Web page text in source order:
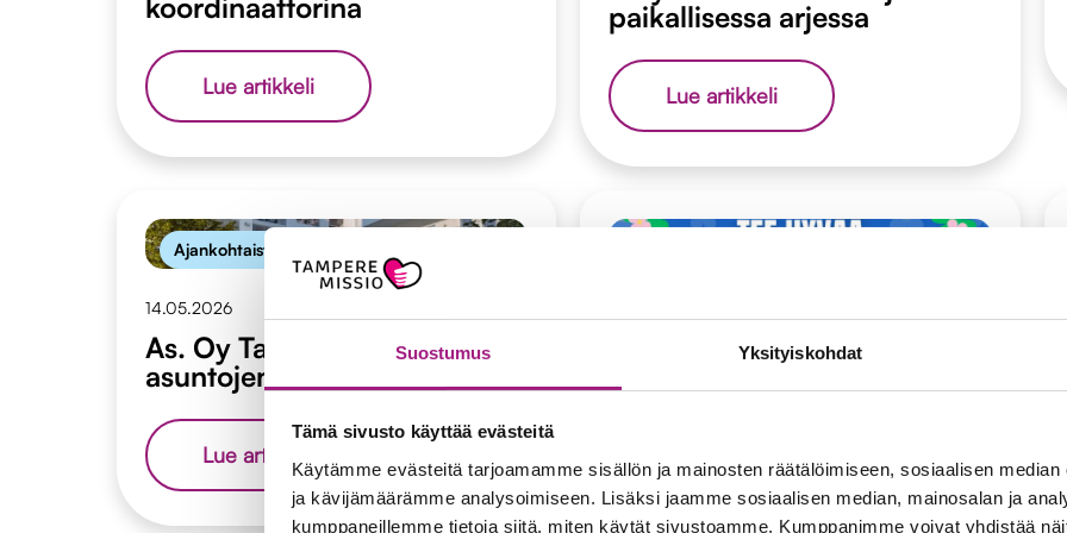
Suostumus Yksityiskohdat
Tämä sivusto käyttää evästeitä
Käytämme evästeitä tarjoamamme sisällön ja mainosten räätälöimiseen, sosiaalisen
ja kävijämäärämme analysoimiseen. Lisäksi jaamme sosiaalisen median, mainosalan ja
kumppaneillemme tietoja siitä, miten käytät sivustoamme. Kumppanimme voivat yhdistää
koordinaattorina
Lue artikkeliMerkityksellistä
työtä
Aamukorvan
koordinaattorina
paikallisessa arjessa
Lue artikkeliYritykset
rinnallakulkijoina
paikallisessa
arjessa
Ajankohtaista
14.05.2026
As. Oy Tampereen Nikaman
asuntojen esittely la 16.5.
Lue artikkeli
Oy
Tampereen
Nikaman
Tee hyvää -kirppis
hyvää
-
kirppis